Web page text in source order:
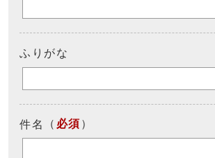
ふりがな
件名 （ 必須 ）